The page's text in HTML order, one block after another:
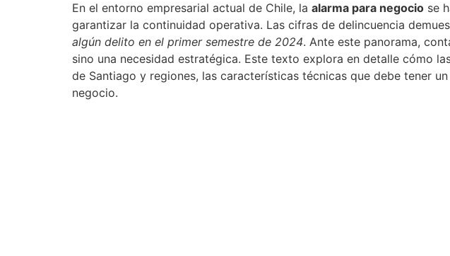
En el entorno empresarial actual de Chile, la alarma para negocio se
garantizar la continuidad operativa. Las cifras de delincuencia
algún delito en el primer semestre de 2024​. Ante este panorama,
sino una necesidad estratégica. Este texto explora en detalle cómo
de Santiago y regiones, las características técnicas que debe tener
negocio.